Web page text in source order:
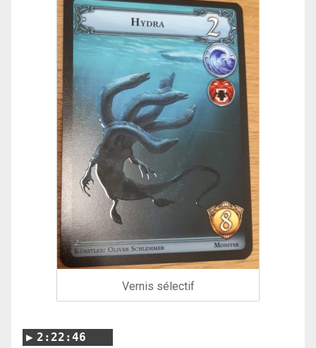
Vernis sélectif
2:22:46